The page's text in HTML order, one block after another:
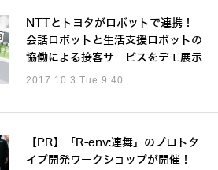
NTTとトヨタがロボットで連携！
会話ロボットと生活支援ロボットの
協働による接客サービスをデモ展示
2017.10.3 Tue 9:40
【PR】「R-env:連舞」のプロトタ
イプ開発ワークショップが開催！